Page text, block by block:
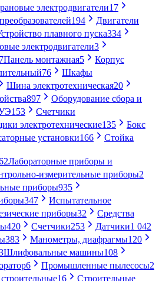
электродвигатели17
194
Двигатели
плавного пуска334
электродвигатели3
Панель монтажная5
Корпус
76
Шкафы
Шина электротехническая20
897
Оборудование сбора и
153
Счетчики
электротехнические135
Бокс
установки166
Стойка
Лабораторные приборы и
измерительные приборы2
приборы935
347
Испытательное
приборы32
Средства
420 Счетчики253 Датчики1 042
383 Манометры, диафрагмы120
Шлифовальные машины108
6 Промышленные пылесосы2
16
Строительные